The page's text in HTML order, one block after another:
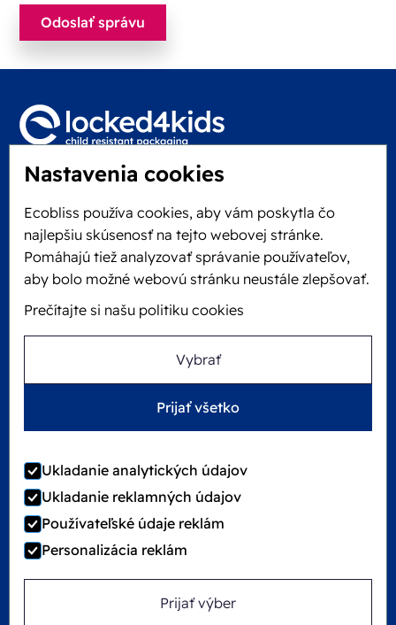
Nastavenia cookies
Ecobliss používa cookies, aby vám poskytla čo
najlepšiu skúsenosť na tejto webovej stránke.
Pomáhajú tiež analyzovať správanie používateľov,
aby bolo možné webovú stránku neustále zlepšovať.
Prečítajte si našu politiku cookies
Vybrať
Prijať všetko
Ukladanie analytických údajov
Ukladanie reklamných údajov
Používateľské údaje reklám
Personalizácia reklám
Prijať výber
Locked4Kids B.V.
6101 XJ Echt, Holandsko
KVK: 60610182
+31 475 390 550
Ecobliss je FSC® certifikovaný s číslom licencie
©2026Ecobliss Group
Locked4Kids je súčasťou